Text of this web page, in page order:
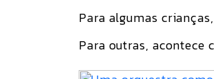
Para algumas
Para outras, acontece